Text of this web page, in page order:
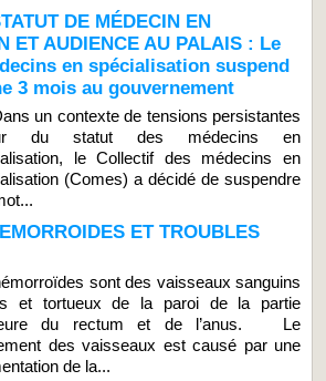
DE MÉDECIN EN
ET AUDIENCE AU PALAIS : Le
en spécialisation suspend
3 mois au gouvernement
un contexte de tensions persistantes
du statut des médecins en
le Collectif des médecins en
(Comes) a décidé de suspendre
ET TROUBLES
sont des vaisseaux sanguins
et tortueux de la paroi de la partie
du rectum et de l’anus. Le
des vaisseaux est causé par une
de la...